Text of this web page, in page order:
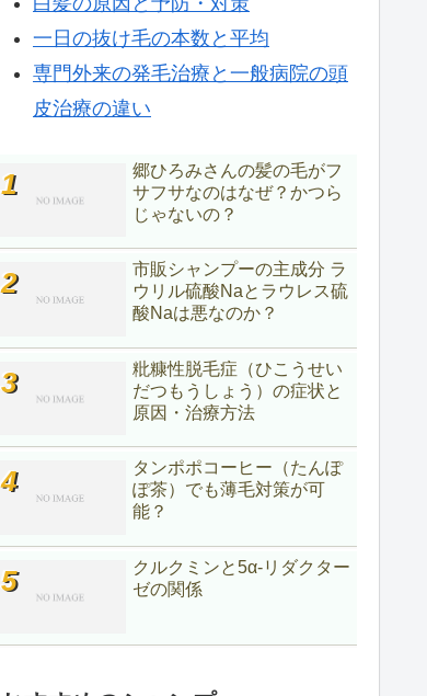
一日の抜け毛の本数と平均
専門外来の発毛治療と一般病院の頭
皮治療の違い
郷ひろみさんの髪の毛がフ
サフサなのはなぜ？かつら
じゃないの？
市販シャンプーの主成分 ラ
ウリル硫酸Naとラウレス硫
酸Naは悪なのか？
粃糠性脱毛症（ひこうせい
だつもうしょう）の症状と
原因・治療方法
タンポポコーヒー（たんぽ
ぽ茶）でも薄毛対策が可
能？
クルクミンと5α-リダクター
ゼの関係